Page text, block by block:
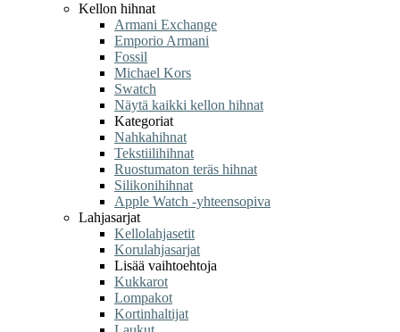
Kellon hihnat
Armani Exchange
Emporio Armani
Fossil
Michael Kors
Swatch
Näytä kaikki kellon hihnat
Kategoriat
Nahkahihnat
Tekstiilihihnat
Ruostumaton teräs hihnat
Silikonihihnat
Apple Watch -yhteensopiva
Lahjasarjat
Kellolahjasetit
Korulahjasarjat
Lisää vaihtoehtoja
Kukkarot
Lompakot
Kortinhaltijat